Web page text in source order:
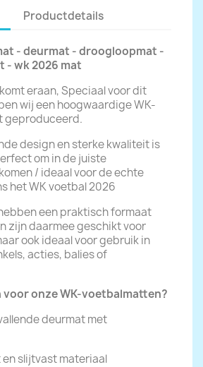
Productdetails
- deurmat - droogloopmat -
- wk 2026 mat
eraan, Speciaal voor dit
wij een hoogwaardige WK-
geproduceerd.
design en sterke kwaliteit is
om in de juiste
/ ideaal voor de echte
het WK voetbal 2026
een praktisch formaat
zijn daarmee geschikt voor
ook ideaal voor gebruik in
acties, balies of
voor onze WK-voetbalmatten?
deurmat met
slijtvast materiaal